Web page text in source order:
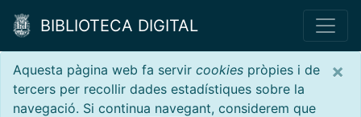
BIBLIOTECA DIGITAL
×
Aquesta pàgina web fa servir cookies pròpies i de
tercers per recollir dades estadístiques sobre la
navegació. Si continua navegant, considerem que